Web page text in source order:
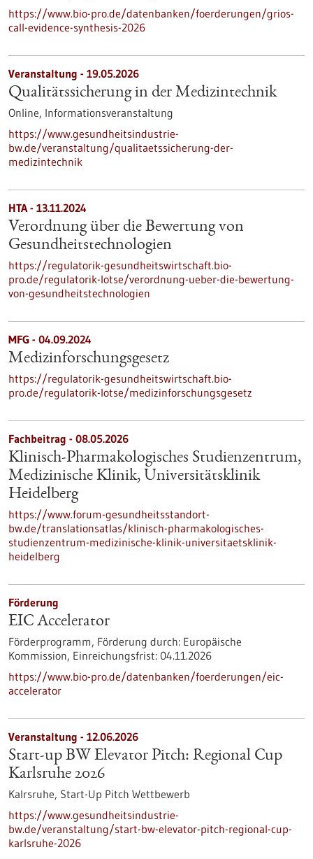
https://www.bio-pro.de/datenbanken/foerderungen/grios-
call-evidence-synthesis-2026
Veranstaltung - 19.05.2026
Qualitätssicherung in der Medizintechnik
Online, Informationsveranstaltung
https://www.gesundheitsindustrie-
bw.de/veranstaltung/qualitaetssicherung-der-
medizintechnik
HTA - 13.11.2024
Verordnung über die Bewertung von
Gesundheitstechnologien
https://regulatorik-gesundheitswirtschaft.bio-
pro.de/regulatorik-lotse/verordnung-ueber-die-bewertung-
von-gesundheitstechnologien
MFG - 04.09.2024
Medizinforschungsgesetz
https://regulatorik-gesundheitswirtschaft.bio-
pro.de/regulatorik-lotse/medizinforschungsgesetz
Fachbeitrag - 08.05.2026
Klinisch-Pharmakologisches Studienzentrum,
Medizinische Klinik, Universitätsklinik
Heidelberg
https://www.forum-gesundheitsstandort-
bw.de/translationsatlas/klinisch-pharmakologisches-
studienzentrum-medizinische-klinik-universitaetsklinik-
heidelberg
Förderung
EIC Accelerator
Förderprogramm, Förderung durch: Europäische
Kommission, Einreichungsfrist: 04.11.2026
https://www.bio-pro.de/datenbanken/foerderungen/eic-
accelerator
Veranstaltung - 12.06.2026
Start-up BW Elevator Pitch: Regional Cup
Karlsruhe 2026
Kalrsruhe, Start-Up Pitch Wettbewerb
https://www.gesundheitsindustrie-
bw.de/veranstaltung/start-bw-elevator-pitch-regional-cup-
karlsruhe-2026